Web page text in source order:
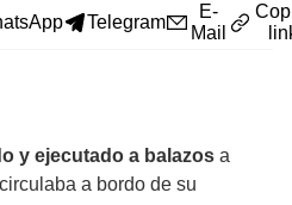
Telegram
E-
Mail
y ejecutado a balazos a
a bordo de su